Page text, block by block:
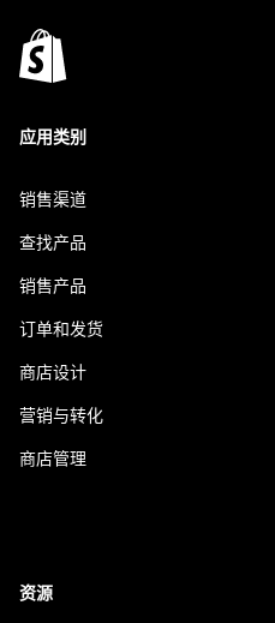
应用类别
销售渠道
查找产品
销售产品
订单和发货
商店设计
营销与转化
商店管理
资源